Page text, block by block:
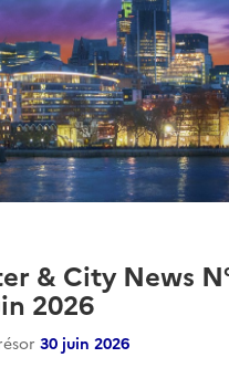
& City News
2026
30 juin 2026